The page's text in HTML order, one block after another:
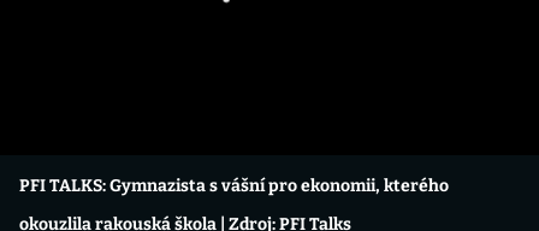
PFI TALKS: Gymnazista s vášní pro ekonomii, kterého
okouzlila rakouská škola | Zdroj: PFI Talks